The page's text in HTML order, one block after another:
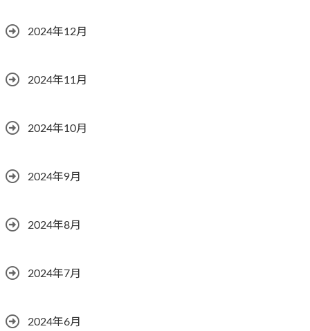
2024年12月
2024年11月
2024年10月
2024年9月
2024年8月
2024年7月
2024年6月